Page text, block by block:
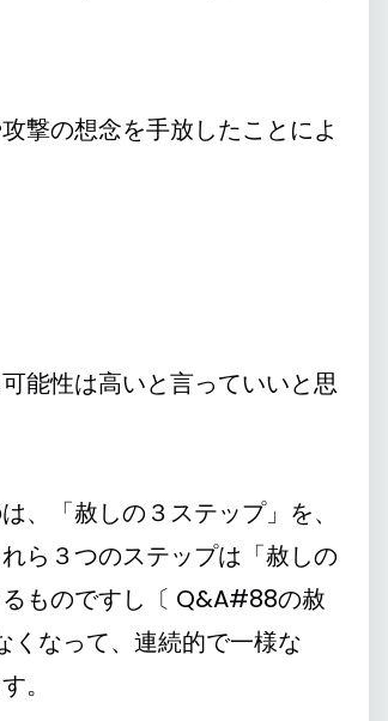
撃の想念を手放したことによ
能性は高いと言っていいと思
、「赦しの３ステップ」を、
ら３つのステップは「赦しの
ものですし〔 Q&A#88の赦
くなって、連続的で一様な
。